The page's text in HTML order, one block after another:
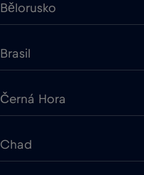
Bělorusko
Brasil
Černá Hora
Chad